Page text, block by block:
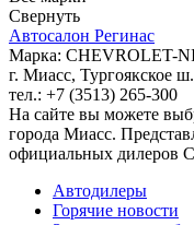
Свернуть
Автосалон Регинас
Марка: CHEVROLET-
г. Миасс, Тургоякское
тел.: +7 (3513) 265-300
На сайте вы можете
города Миасс.
официальных дилеров
Автодилеры
Горячие новости